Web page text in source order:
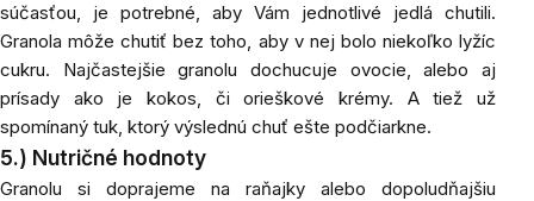
súčasťou, je potrebné, aby Vám jednotlivé jedlá chutili.
Granola môže chutiť bez toho, aby v nej bolo niekoľko lyžíc
cukru. Najčastejšie granolu dochucuje ovocie, alebo aj
prísady ako je kokos, či orieškové krémy. A tiež už
spomínaný tuk, ktorý výslednú chuť ešte podčiarkne.
5.) Nutričné hodnoty
Granolu si doprajeme na raňajky alebo dopoludňajšiu